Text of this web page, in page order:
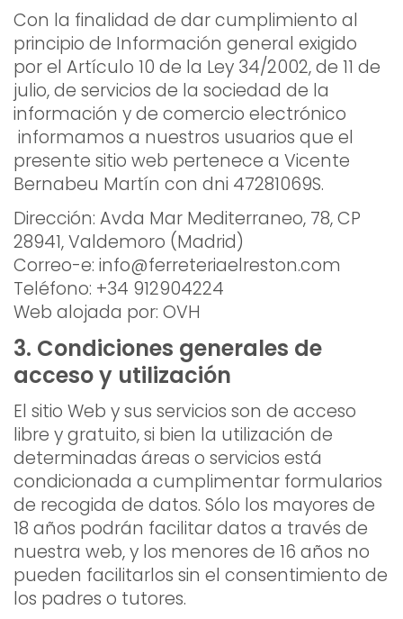
Con la finalidad de dar cumplimiento al
principio de Información general exigido
por el Artículo 10 de la Ley 34/2002, de 11 de
julio, de servicios de la sociedad de la
información y de comercio electrónico
informamos a nuestros usuarios que el
presente sitio web pertenece a Vicente
Bernabeu Martín con dni 47281069S.
Dirección: Avda Mar Mediterraneo, 78, CP
28941, Valdemoro (Madrid)
Correo-e: info@ferreteriaelreston.com
Teléfono: +34 912904224
Web alojada por: OVH
3. Condiciones generales de
acceso y utilización
El sitio Web y sus servicios son de acceso
libre y gratuito, si bien la utilización de
determinadas áreas o servicios está
condicionada a cumplimentar formularios
de recogida de datos. Sólo los mayores de
18 años podrán facilitar datos a través de
nuestra web, y los menores de 16 años no
pueden facilitarlos sin el consentimiento de
los padres o tutores.